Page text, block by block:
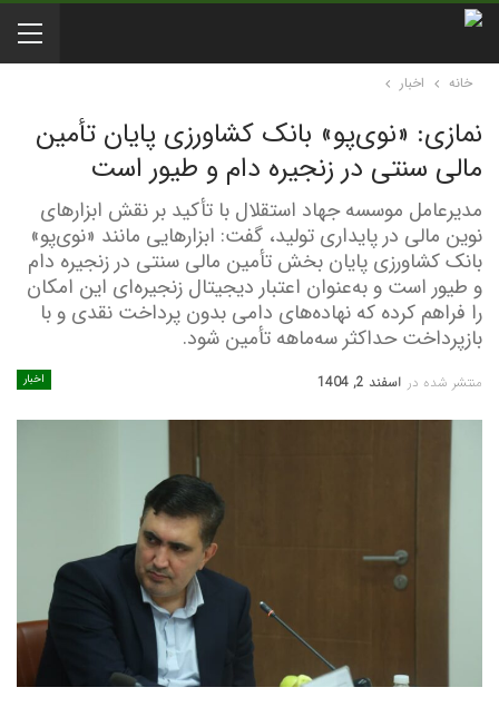
خانه اخبار
نمازی: «نوی‌پو» بانک کشاورزی پایان تأمین
مالی سنتی در زنجیره دام و طیور است
مدیرعامل موسسه جهاد استقلال با تأکید بر نقش ابزارهای
نوین مالی در پایداری تولید، گفت: ابزارهایی مانند «نوی‌پو»
بانک کشاورزی پایان بخش تأمین مالی سنتی در زنجیره دام
و طیور است و به‌عنوان اعتبار دیجیتال زنجیره‌ای این امکان
را فراهم کرده که نهاده‌های دامی بدون پرداخت نقدی و با
بازپرداخت حداکثر سه‌ماهه تأمین شود.
اخبار منتشر شده در اسفند 2, 1404